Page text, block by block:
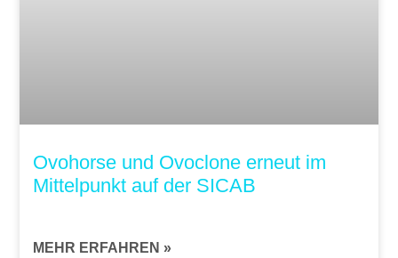
Ovohorse und Ovoclone erneut im
Mittelpunkt auf der SICAB
MEHR ERFAHREN »